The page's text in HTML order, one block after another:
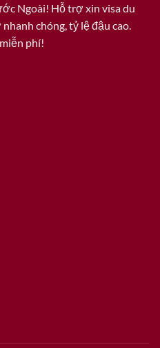
Ngoài! Hỗ trợ xin visa du
chóng, tỷ lệ đậu cao.
phí!